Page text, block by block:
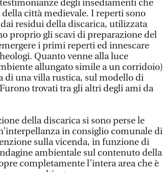
degli insediamenti che
città medievale. I reperti sono
residui della discarica, utilizzata
proprio gli scavi di preparazione del
i primi reperti ed innescare
Quanto venne alla luce
allungato simile a un corridoio)
di una villa rustica, sul modello di
trovati tra gli altri degli ami da
della discarica si sono perse le
in consiglio comunale di
sulla vicenda, in funzione di
ambientale sul contenuto della
completamente l’intera area che è